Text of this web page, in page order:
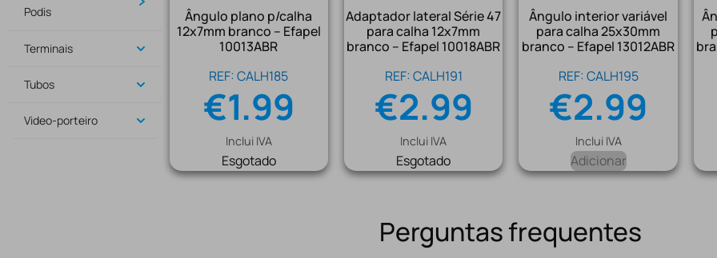
Podis
Terminais
Tubos
Video-porteiro
Ângulo plano p/calha
12x7mm branco – Efapel
10013ABR
REF: CALH185
€1.99
Inclui IVA
Esgotado
Adaptador lateral Série 47
para calha 12x7mm
branco – Efapel 10018ABR
REF: CALH191
€2.99
Inclui IVA
Esgotado
Ângulo interior variável
para calha 25x30mm
branco – Efapel 13012ABR
REF: CALH195
€2.99
Inclui IVA
Adicionar
Perguntas frequentes